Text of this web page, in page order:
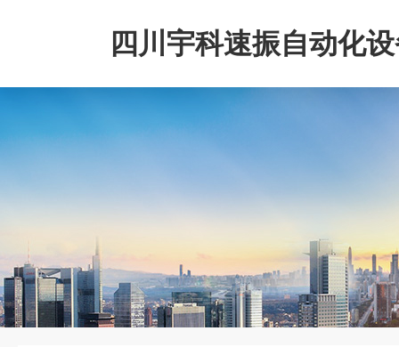
四川宇科速振自动化
公司